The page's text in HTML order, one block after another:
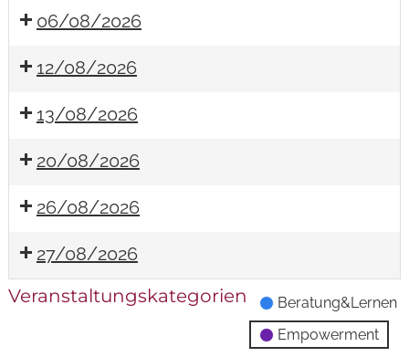
06/08/2026
12/08/2026
13/08/2026
20/08/2026
26/08/2026
27/08/2026
Veranstaltungskategorien
Beratung&Lernen
Empowerment